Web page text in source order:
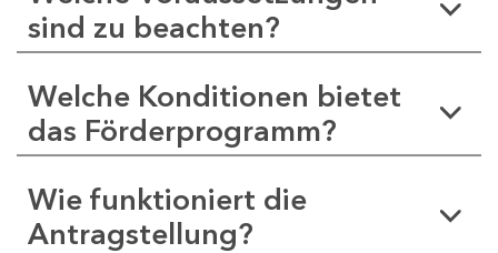
sind zu beachten?
Welche Konditionen bietet
das Förderprogramm?
Wie funktioniert die
Antragstellung?